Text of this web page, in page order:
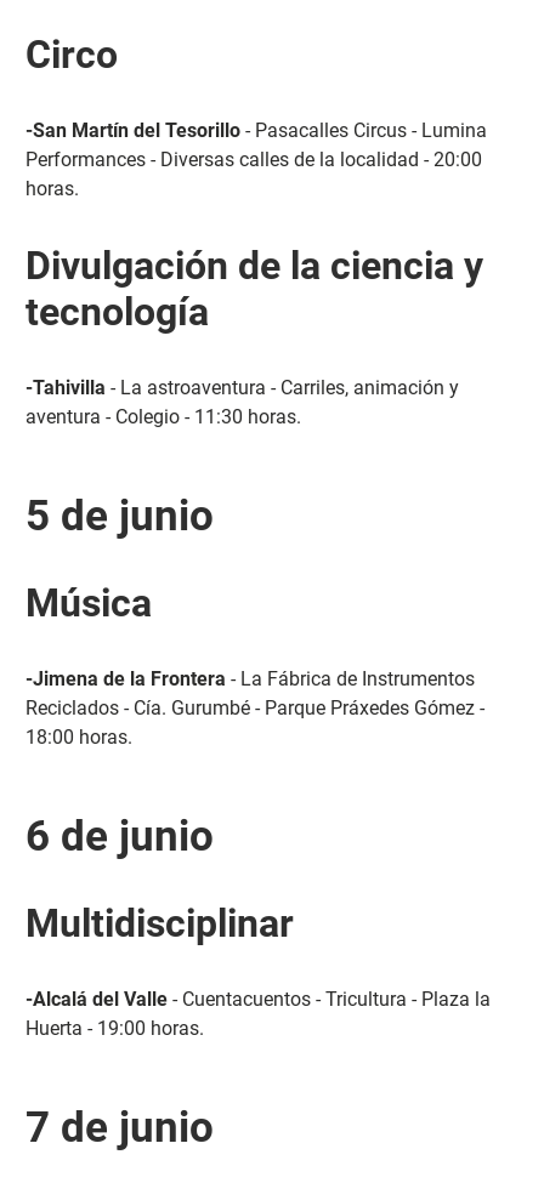
Circo
-San Martín del Tesorillo- Pasacalles Circus - Lumina
Performances - Diversas calles de la localidad - 20:00
horas.
Divulgación de la ciencia y
tecnología
-Tahivilla - La astroaventura - Carriles, animación y
aventura - Colegio - 11:30 horas.
5 de junio
Música
-Jimena de la Frontera - La Fábrica de Instrumentos
Reciclados - Cía. Gurumbé - Parque Práxedes Gómez -
18:00 horas.
6 de junio
Multidisciplinar
-Alcalá del Valle- Cuentacuentos - Tricultura - Plaza la
Huerta - 19:00 horas.
7 de junio